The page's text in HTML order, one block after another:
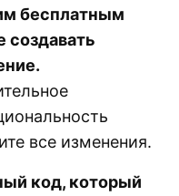
бесплатным
создавать
все изменения.
код, который